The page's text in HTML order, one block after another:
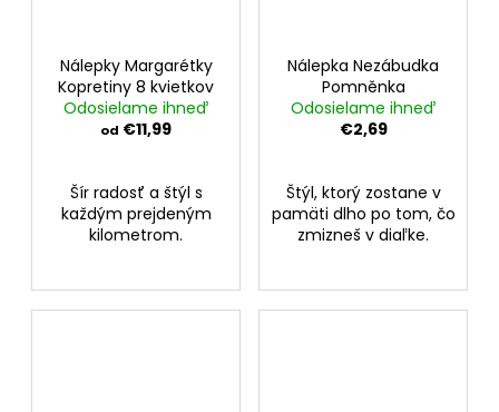
Nálepky Margarétky
Kopretiny 8 kvietkov
Odosielame ihneď
od €11,99
Šír radosť a štýl s
každým prejdeným
kilometrom.
Nálepka Nezábudka
Pomněnka
Odosielame ihneď
€2,69
Štýl, ktorý zostane v
pamäti dlho po tom, čo
zmizneš v diaľke.